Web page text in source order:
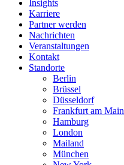
Insights
Karriere
Partner werden
Nachrichten
Veranstaltungen
Kontakt
Standorte
Berlin
Brüssel
Düsseldorf
Frankfurt am Main
Hamburg
London
Mailand
München